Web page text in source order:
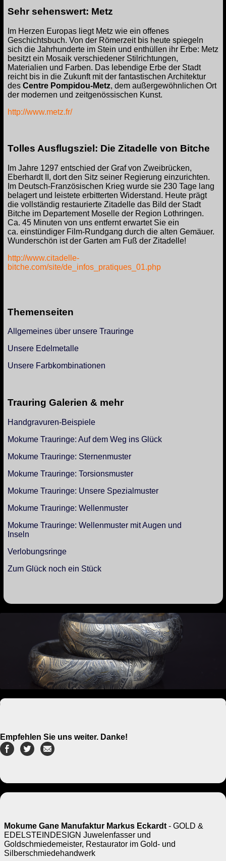
Sehr sehenswert: Metz
Im Herzen Europas liegt Metz wie ein offenes
Geschichtsbuch. Von der Römerzeit bis heute spiegeln
sich die Jahrhunderte im Stein und enthüllen ihr Erbe: Metz
besitzt ein Mosaik verschiedener Stilrichtungen,
Materialien und Farben. Das lebendige Erbe der Stadt
reicht bis in die Zukunft mit der fantastischen Architektur
des Centre Pompidou-Metz, dem außergewöhnlichen Ort
der modernen und zeitgenössischen Kunst.
http://www.metz.fr/
Tolles Ausflugsziel: Die Zitadelle von Bitche
Im Jahre 1297 entschied der Graf von Zweibrücken,
Eberhardt II, dort den Sitz seiner Regierung einzurichten.
Im Deutsch-Französischen Krieg wurde sie 230 Tage lang
belagert und leistete erbitterten Widerstand. Heute prägt
die vollständig restaurierte Zitadelle das Bild der Stadt
Bitche im Departement Moselle der Region Lothringen.
Ca. 45 Minuten von uns entfernt erwartet Sie ein
ca. einstündiger Film-Rundgang durch die alten Gemäuer.
Wunderschön ist der Garten am Fuß der Zitadelle!
http://www.citadelle-
bitche.com/site/de_infos_pratiques_01.php
Themenseiten
Allgemeines über unsere Trauringe
Unsere Edelmetalle
Unsere Farbkombinationen
Trauring Galerien & mehr
Handgravuren-Beispiele
Mokume Trauringe: Auf dem Weg ins Glück
Mokume Trauringe: Sternenmuster
Mokume Trauringe: Torsionsmuster
Mokume Trauringe: Unsere Spezialmuster
Mokume Trauringe: Wellenmuster
Mokume Trauringe: Wellenmuster mit Augen und
Inseln
Verlobungsringe
Zum Glück noch ein Stück
Empfehlen Sie uns weiter. Danke!
Mokume Gane Manufaktur Markus Eckardt - GOLD &
EDELSTEINDESIGN Juwelenfasser und
Goldschmiedemeister, Restaurator im Gold- und
Silberschmiedehandwerk